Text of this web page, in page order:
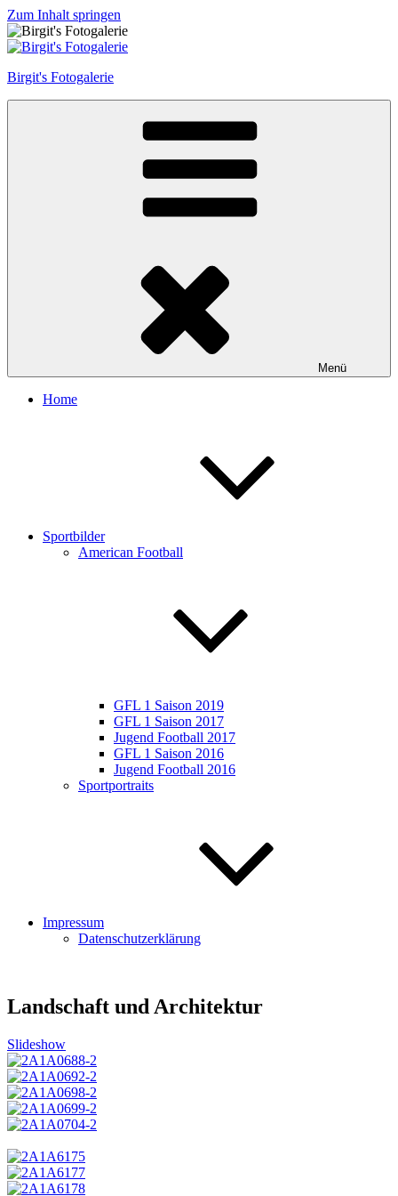
Zum Inhalt springen
Birgit's Fotogalerie
Menü
Home
Sportbilder
American Football
GFL 1 Saison 2019
GFL 1 Saison 2017
Jugend Football 2017
GFL 1 Saison 2016
Jugend Football 2016
Sportportraits
Impressum
Datenschutzerklärung
Landschaft und Architektur
Slideshow